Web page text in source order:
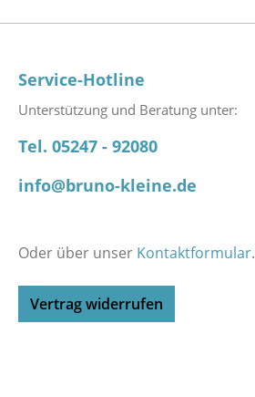
Service-Hotline
Unterstützung und Beratung unter:
Tel. 05247 - 92080
info@bruno-kleine.de
Oder über unser Kontaktformular.
Vertrag widerrufen